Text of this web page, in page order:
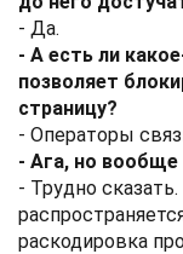
- Да.
- А есть ли
позволяет
страницу?
- Операторы
- Ага, но вообще
- Трудно
раскодировка